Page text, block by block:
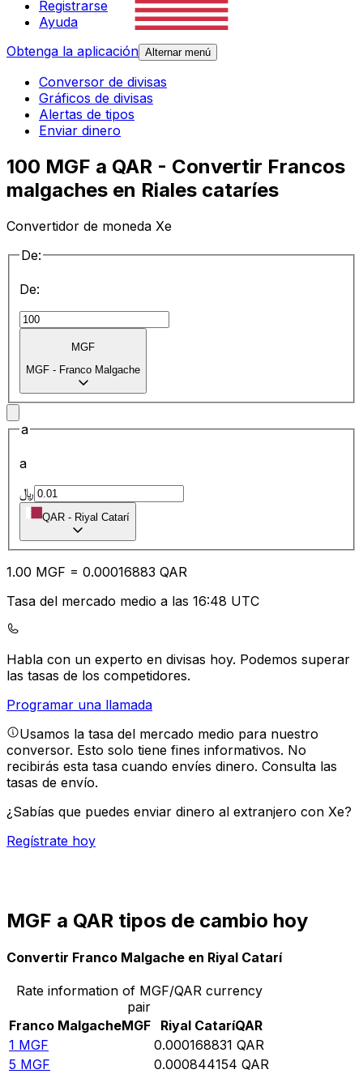
Registrarse
Ayuda
Obtenga la aplicación Alternar menú
Conversor de divisas
Gráficos de divisas
Alertas de tipos
Enviar dinero
100 MGF a QAR - Convertir Francos
malgaches en Riales cataríes
Convertidor de moneda Xe
De:
De:
MGF
MGF - Franco Malgache
a
a
﷼
QAR - Riyal Catarí
1.00 MGF = 0.00016883 QAR
Tasa del mercado medio a las 16:48 UTC
Habla con un experto en divisas hoy. Podemos superar
las tasas de los competidores.
Programar una llamada
Usamos la tasa del mercado medio para nuestro
conversor. Esto solo tiene fines informativos. No
recibirás esta tasa cuando envíes dinero. Consulta las
tasas de envío.
¿Sabías que puedes enviar dinero al extranjero con Xe?
Regístrate hoy
MGF a QAR tipos de cambio hoy
Convertir Franco Malgache en Riyal Catarí
Rate information of MGF/QAR currency
pair
Franco MalgacheMGF Riyal CataríQAR
1 MGF 0.000168831 QAR
5 MGF 0.000844154 QAR